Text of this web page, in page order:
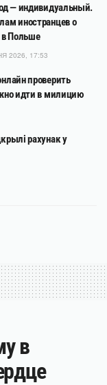
— индивидуальный.
иностранцев о
Польше
2026, 17:53
проверить
идти в милицию
рахунак у
в